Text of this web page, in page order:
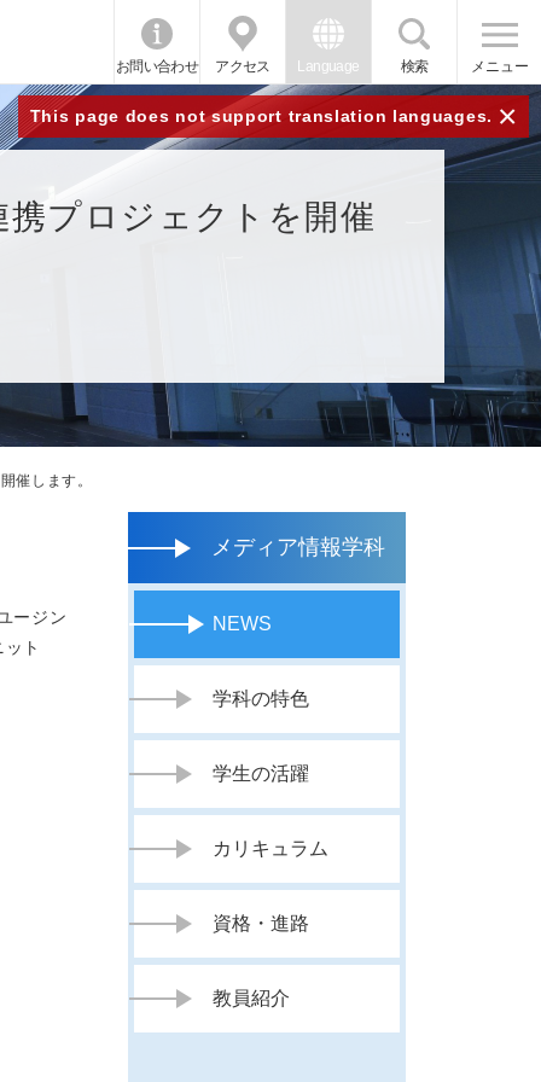
お問い合わせ アクセス Language 検索 メニュー
This page does not support translation languages. ×
プロジェクトを開催
催します。
ージン
ト
メディア情報学科
NEWS
学科の特色
学生の活躍
カリキュラム
資格・進路
教員紹介